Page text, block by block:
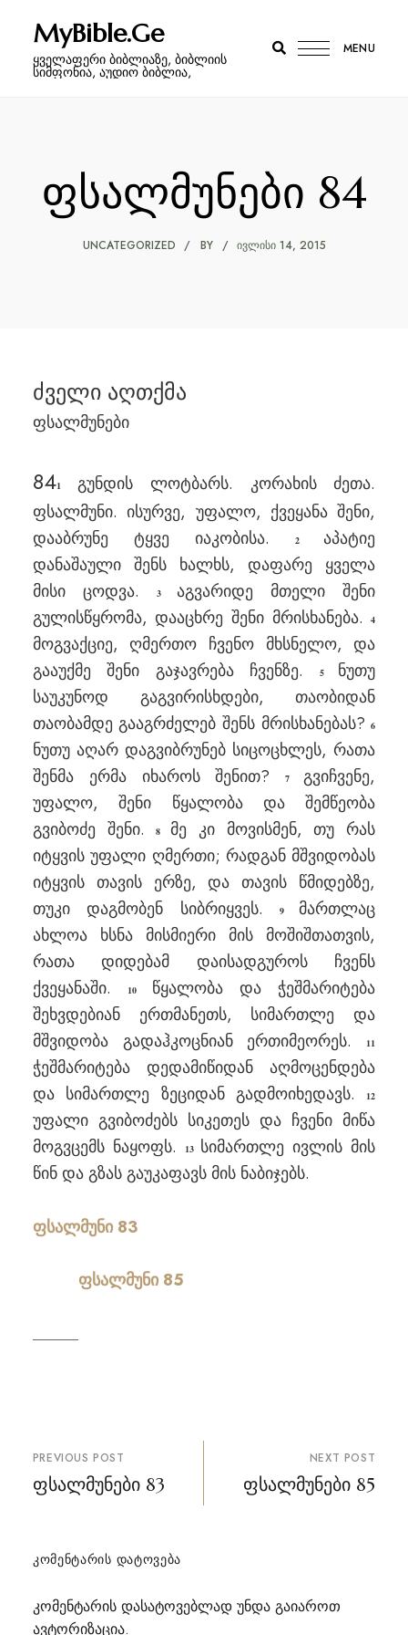
MyBible.Ge
ყველაფერი ბიბლიაზე, ბიბლიის
სიმფონია, აუდიო ბიბლია,
MENU
ფსალმუნები 84
UNCATEGORIZED BY ᲘᲕᲚᲘᲡᲘ 14, 2015
ძველი აღთქმა
ფსალმუნები
841
გუნდის ლოტბარს. კორახის ძეთა.
ფსალმუნი. ისურვე, უფალო, ქვეყანა შენი,
დააბრუნე ტყვე იაკობისა.2 აპატიე
დანაშაული შენს ხალხს, დაფარე ყველა
მისი ცოდვა.
3 აგვარიდე მთელი შენი
გულისწყრომა, დააცხრე შენი მრისხანება.4
მოგვაქციე, ღმერთო ჩვენო მხსნელო, და
გააუქმე შენი გაჯავრება ჩვენზე.
5 ნუთუ
საუკუნოდ გაგვირისხდები, თაობიდან
თაობამდე გააგრძელებ შენს მრისხანებას?6
ნუთუ აღარ დაგვიბრუნებ სიცოცხლეს, რათა
შენმა ერმა იხაროს შენით?7გვიჩვენე,
უფალო, შენი წყალობა და შემწეობა
გვიბოძე შენი.8 მე კი მოვისმენ, თუ რას
იტყვის უფალი ღმერთი; რადგან მშვიდობას
იტყვის თავის ერზე, და თავის წმიდებზე,
თუკი დაგმობენ სიბრიყვეს.
9 მართლაც
ახლოა ხსნა მისმიერი მის მოშიშთათვის,
რათა დიდებამ დაისადგუროს ჩვენს
ქვეყანაში.
10
წყალობა და ჭეშმარიტება
შეხვდებიან ერთმანეთს, სიმართლე და
მშვიდობა გადაჰკოცნიან ერთიმეორეს.
11
ჭეშმარიტება დედამიწიდან აღმოცენდება
და სიმართლე ზეციდან გადმოიხედავს.
12
უფალი გვიბოძებს სიკეთეს და ჩვენი მიწა
მოგვცემს ნაყოფს.
13 სიმართლე ივლის მის
წინ და გზას გაუკაფავს მის ნაბიჯებს.
ფსალმუნი 83
ფსალმუნი 85
პოსტის
ნავიგაცია
PREVIOUS POST
ფსალმუნები 83
NEXT POST
ფსალმუნები 85
ᲙᲝᲛᲔᲜᲢᲐᲠᲘᲡ ᲓᲐᲢᲝᲕᲔᲑᲐ
კომენტარის დასატოვებლად უნდა გაიაროთ
ავტორიზაცია.